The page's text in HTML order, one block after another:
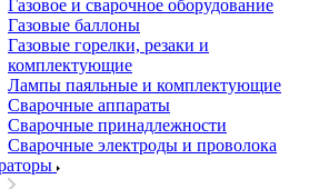
Газовое и сварочное оборудование
Газовые баллоны
Газовые горелки, резаки и
комплектующие
Лампы паяльные и комплектующие
Сварочные аппараты
Сварочные принадлежности
Сварочные электроды и проволока